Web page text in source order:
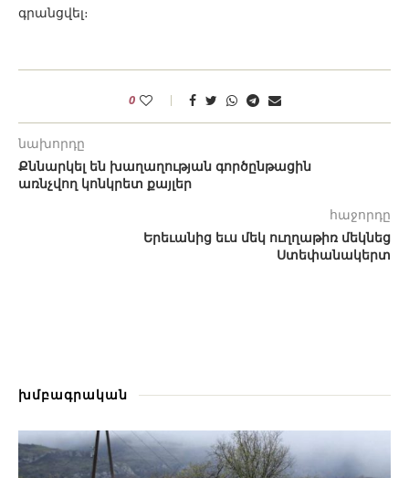
գրանցվել։
0
նախորդը
Քննարկել են խաղաղության գործընթացին
առնչվող կոնկրետ քայլեր
հաջորդը
Երեւանից եւս մեկ ուղղաթիռ մեկնեց
Ստեփանակերտ
խմբագրական